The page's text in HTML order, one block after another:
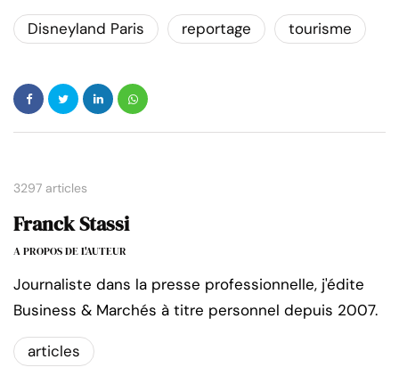
Disneyland Paris reportage tourisme
3297 articles
Franck Stassi
A PROPOS DE L'AUTEUR
Journaliste dans la presse professionnelle, j'édite
Business & Marchés à titre personnel depuis 2007.
articles